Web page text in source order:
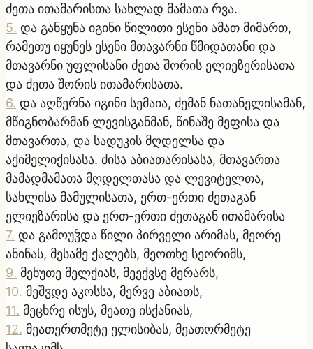
ძეთა ითამარისთა სახლად მამათა რვა.
5. და განყუნა იგინი წილითი ესენი ამათ მიმართ,
რამეთუ იყუნეს ესენი მთავარნი წმიდათანი და
მთავარნი უფლისანი ძეთა შორის ელიეზერისათა
და ძეთა შორის ითამარისათა.
6. და აღწერნა იგინი სემაია, ძემან ნათანელისამან,
მწიგნობარმან ლევისგანმან, წინაშე მეფისა და
მთავართა, და სადუკის მღდელსა და
აქიმელიქისასა. ძისა აბიათარისასა, მთავართა
მამადმამათა მღდელთასა და ლევიტელთა,
სახლისა მამულისათა, ერთ-ერთი ძეთაგან
ელიეზარისა და ერთ-ერთი ძეთაგან ითამარისა
7. და გამოუჴდა წილი პირველი არიმას, მეორე
ანინას, მესამე ქალებს, მეოთხე სეორიმს,
9. მეხუთე მელქიას, მეექვსე მერარს,
10. მეშჳდე აკოსსა, მერვე აბიათს,
11. მეცხრე ისუს, მეათე ისქანიას,
12. მეათერთმეტე ელისიბას, მეათორმეტე